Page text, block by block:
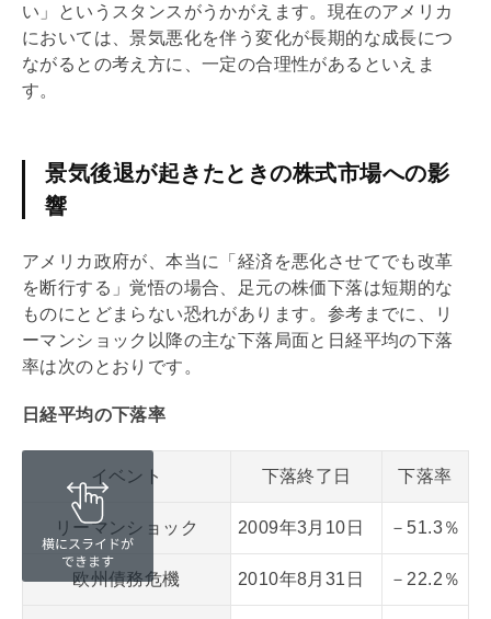
い」というスタンスがうかがえます。現在のアメリカ
においては、景気悪化を伴う変化が長期的な成長につ
ながるとの考え方に、一定の合理性があるといえま
す。
景気後退が起きたときの株式市場への影
響
アメリカ政府が、本当に「経済を悪化させてでも改革
を断行する」覚悟の場合、足元の株価下落は短期的な
ものにとどまらない恐れがあります。参考までに、リ
ーマンショック以降の主な下落局面と日経平均の下落
率は次のとおりです。
日経平均の下落率
イベント 下落終了日 下落率
リーマンショック 2009年3月10日 －51.3％
欧州債務危機 2010年8月31日 －22.2％